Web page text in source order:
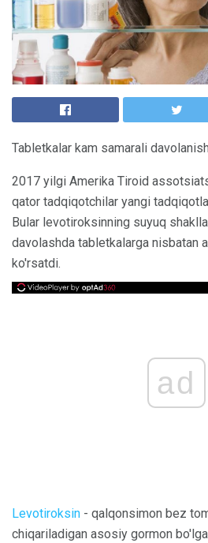
Tabletkalar kam samarali
2017 yilgi Amerika Tiroid
qator tadqiqotchilar yangi
Bular levotiroksinning suyuq
davolashda tabletkalarga nisbatan
ko'rsatdi.
ad
Levotiroksin - qalqonsimon bez
chiqariladigan asosiy gormon